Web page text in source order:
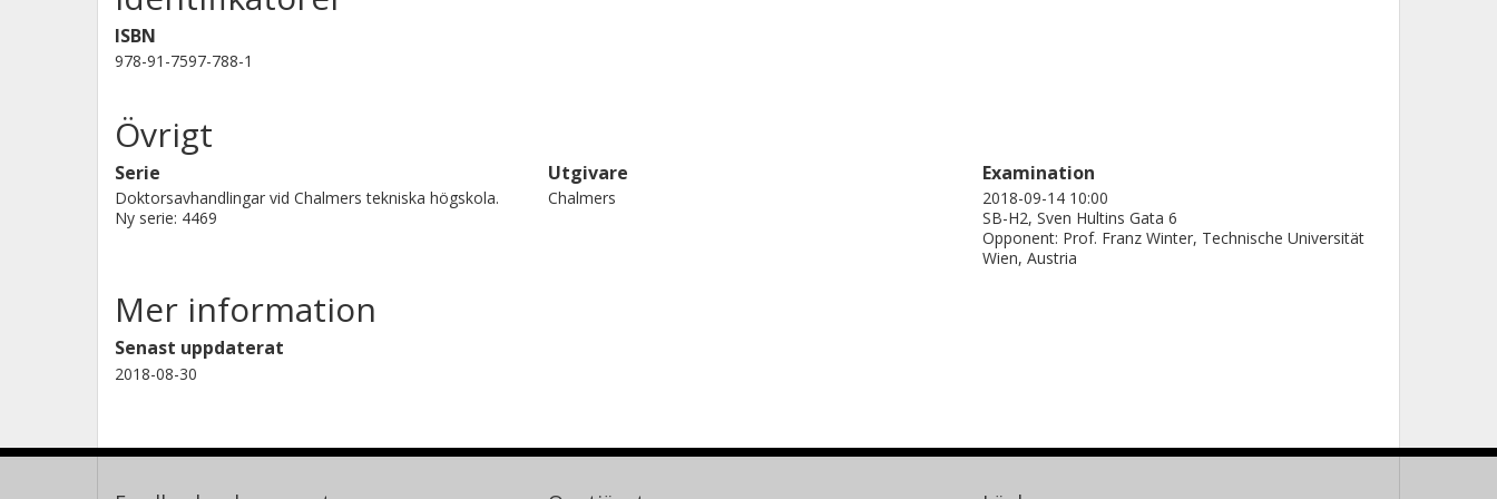
ISBN
978-91-7597-788-1
Övrigt
Serie
Doktorsavhandlingar vid Chalmers tekniska högskola.
Ny serie: 4469
Utgivare
Chalmers
Examination
2018-09-14 10:00
SB-H2, Sven Hultins Gata 6
Opponent: Prof. Franz Winter, Technische Universität
Wien, Austria
Mer information
Senast uppdaterat
2018-08-30